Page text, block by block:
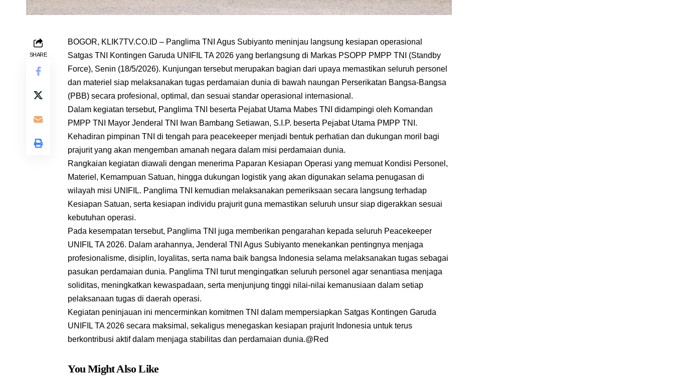
SHARE
BOGOR, KLIK7TV.CO.ID – Panglima TNI Agus Subiyanto meninjau langsung kesiapan operasional
Satgas TNI Kontingen Garuda UNIFIL TA 2026 yang berlangsung di Markas PSOPP PMPP TNI (Standby
Force), Senin (18/5/2026). Kunjungan tersebut merupakan bagian dari upaya memastikan seluruh personel
dan materiel siap melaksanakan tugas perdamaian dunia di bawah naungan Perserikatan Bangsa-Bangsa
(PBB) secara profesional, optimal, dan sesuai standar operasional internasional.
Dalam kegiatan tersebut, Panglima TNI beserta Pejabat Utama Mabes TNI didampingi oleh Komandan
PMPP TNI Mayor Jenderal TNI Iwan Bambang Setiawan, S.I.P. beserta Pejabat Utama PMPP TNI.
Kehadiran pimpinan TNI di tengah para peacekeeper menjadi bentuk perhatian dan dukungan moril bagi
prajurit yang akan mengemban amanah negara dalam misi perdamaian dunia.
Rangkaian kegiatan diawali dengan menerima Paparan Kesiapan Operasi yang memuat Kondisi Personel,
Materiel, Kemampuan Satuan, hingga dukungan logistik yang akan digunakan selama penugasan di
wilayah misi UNIFIL. Panglima TNI kemudian melaksanakan pemeriksaan secara langsung terhadap
Kesiapan Satuan, serta kesiapan individu prajurit guna memastikan seluruh unsur siap digerakkan sesuai
kebutuhan operasi.
Pada kesempatan tersebut, Panglima TNI juga memberikan pengarahan kepada seluruh Peacekeeper
UNIFIL TA 2026. Dalam arahannya, Jenderal TNI Agus Subiyanto menekankan pentingnya menjaga
profesionalisme, disiplin, loyalitas, serta nama baik bangsa Indonesia selama melaksanakan tugas sebagai
pasukan perdamaian dunia. Panglima TNI turut mengingatkan seluruh personel agar senantiasa menjaga
soliditas, meningkatkan kewaspadaan, serta menjunjung tinggi nilai-nilai kemanusiaan dalam setiap
pelaksanaan tugas di daerah operasi.
Kegiatan peninjauan ini mencerminkan komitmen TNI dalam mempersiapkan Satgas Kontingen Garuda
UNIFIL TA 2026 secara maksimal, sekaligus menegaskan kesiapan prajurit Indonesia untuk terus
berkontribusi aktif dalam menjaga stabilitas dan perdamaian dunia.@Red
You Might Also Like